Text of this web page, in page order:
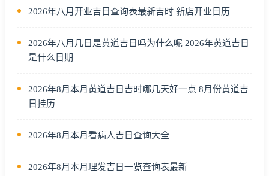
2026年八月开业吉日查询表最新吉时 新店开业日历
2026年八月几日是黄道吉日吗为什么呢 2026年黄道吉日
是什么日期
2026年8月本月黄道吉日吉时哪几天好一点 8月份黄道吉
日挂历
2026年8月本月看病人吉日查询大全
2026年8月本月理发吉日一览查询表最新